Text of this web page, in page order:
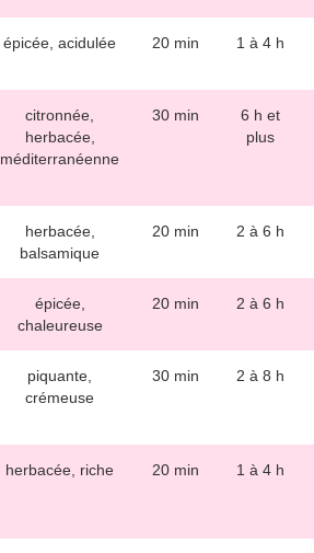
épicée, acidulée 20 min 1 à 4 h
citronnée,
herbacée,
méditerranéenne
30 min
6 h et
plus
herbacée,
balsamique
20 min 2 à 6 h
épicée,
chaleureuse
20 min 2 à 6 h
piquante,
crémeuse
30 min 2 à 8 h
herbacée, riche 20 min 1 à 4 h